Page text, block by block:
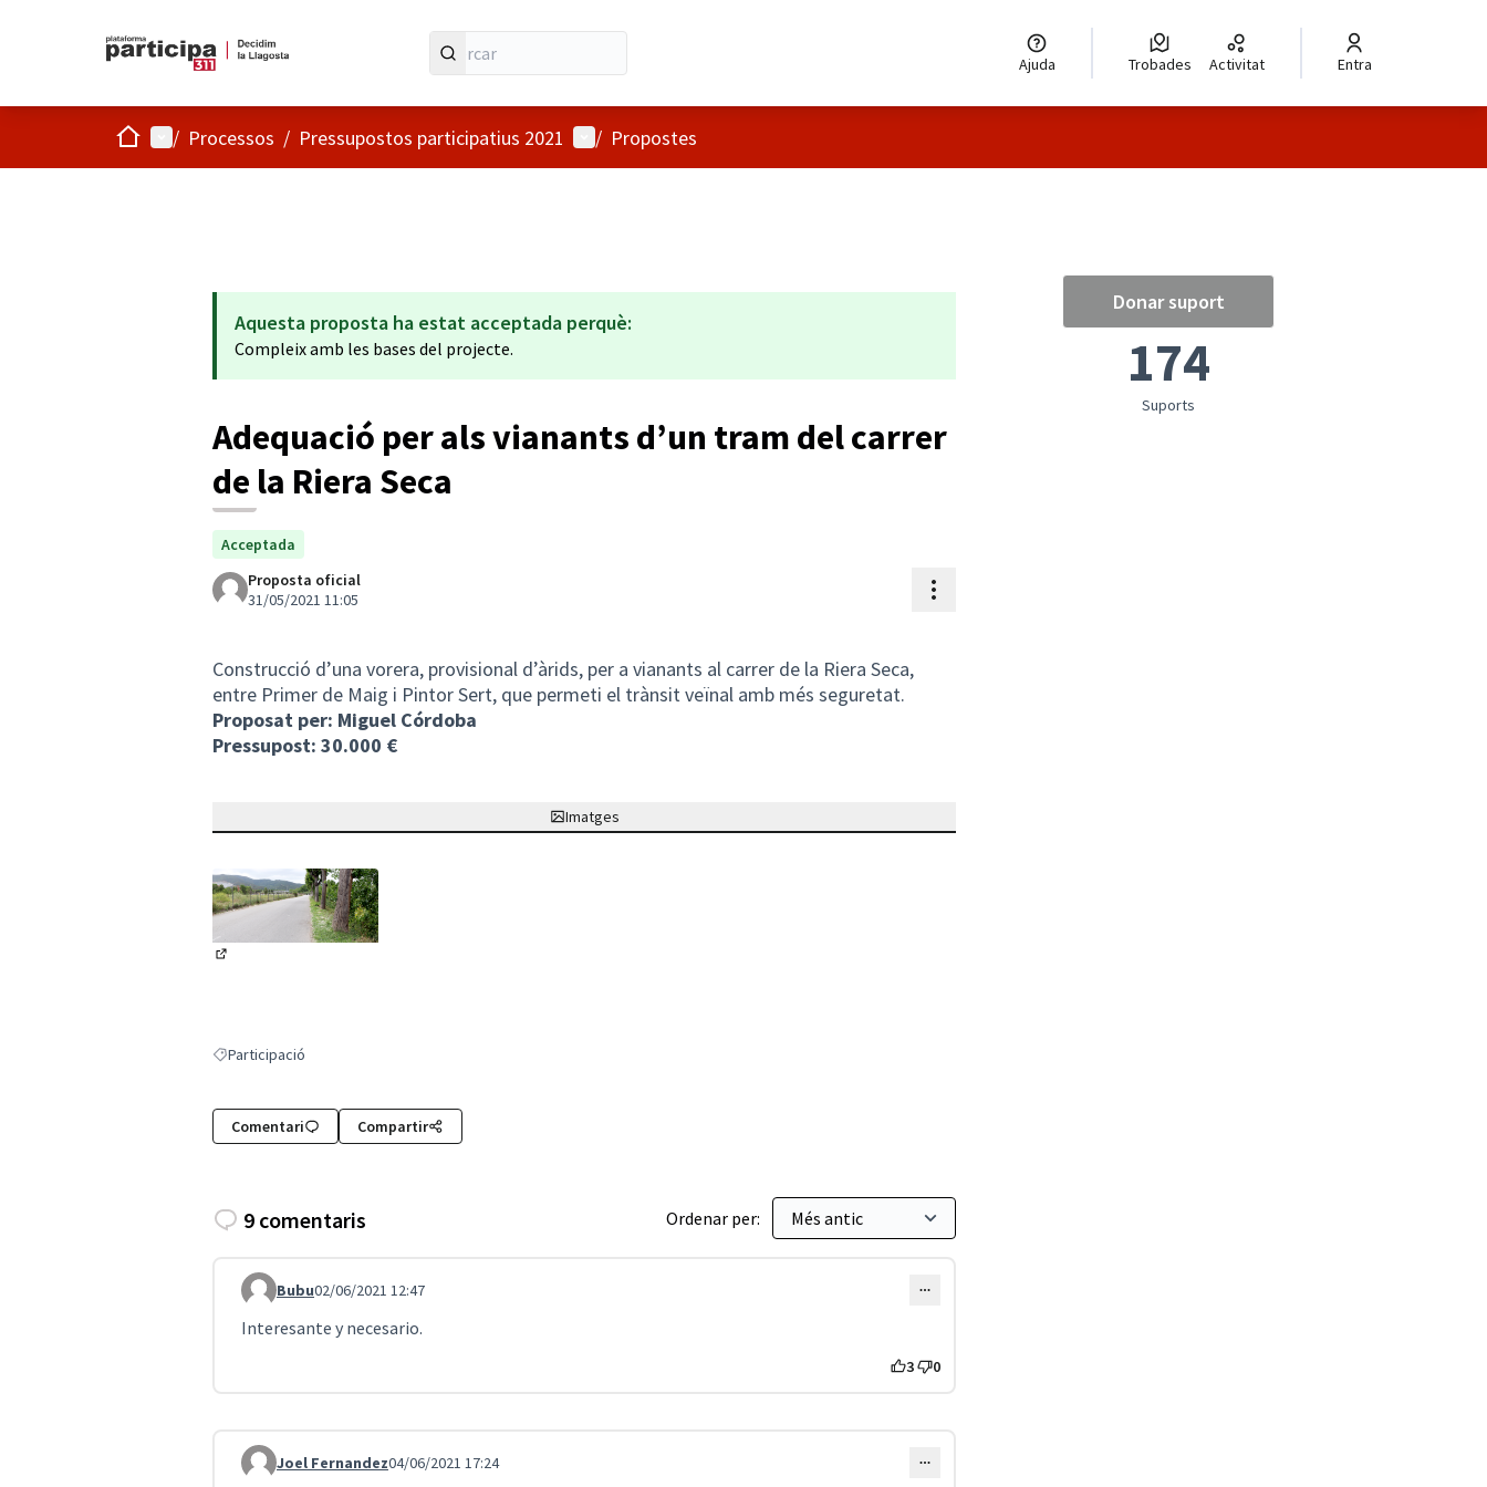
Ajuda Trobades Activitat Entra
Inici Menú principal
/ Processos / Pressupostos participatius 2021 Menú d'usuari
/ Propostes
Aquesta proposta ha estat acceptada perquè:
Compleix amb les bases del projecte.
Adequació per als vianants d’un tram del carrer
de la Riera Seca
Acceptada
Proposta oficial
31/05/2021 11:05
Controls de recursos
Construcció d’una vorera, provisional d’àrids, per a vianants al carrer de la Riera Seca,
entre Primer de Maig i Pintor Sert, que permeti el trànsit veïnal amb més seguretat.
Proposat per: Miguel Córdoba
Pressupost: 30.000 €
Imatges
Resultats en filtrar per: Participació
Participació
Comentari Compartir
Donar suport
174
Suports
9 comentaris Ordenar per:
Comentari 1908
Bubu02/06/2021 12:47
Interesante y necesario.
3 0
Comentari 1961
Joel Fernandez04/06/2021 17:24